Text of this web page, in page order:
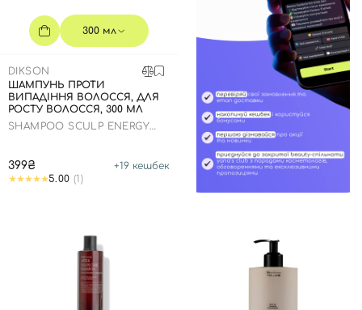
300 мл
DIKSON
ШАМПУНЬ ПРОТИ
ВИПАДІННЯ ВОЛОССЯ, ДЛЯ
РОСТУ ВОЛОССЯ, 300 МЛ
SHAMPOO SCULP ENERGY
399₴ +19 кешбек
5.00 (1)